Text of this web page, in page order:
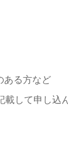
ある方など
して申し込